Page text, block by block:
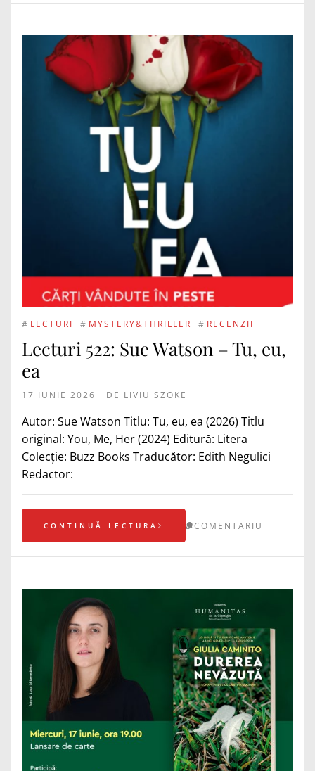
# LECTURI # MYSTERY&THRILLER # RECENZII
Lecturi 522: Sue Watson – Tu, eu,
ea
17 IUNIE 2026 DE LIVIU SZOKE
Autor: Sue Watson Titlu: Tu, eu, ea (2026) Titlu
original: You, Me, Her (2024) Editură: Litera
Colecție: Buzz Books Traducător: Edith Negulici
Redactor:
CONTINUĂ LECTURA COMENTARIU